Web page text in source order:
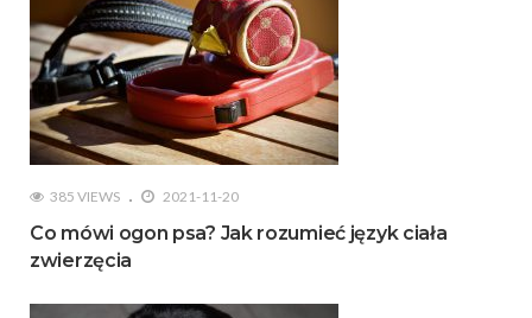
385 VIEWS 2021-11-20
Co mówi ogon psa? Jak rozumieć język ciała
zwierzęcia